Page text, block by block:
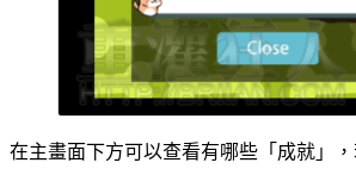
在主畫面下方可以查看有哪些「成就」